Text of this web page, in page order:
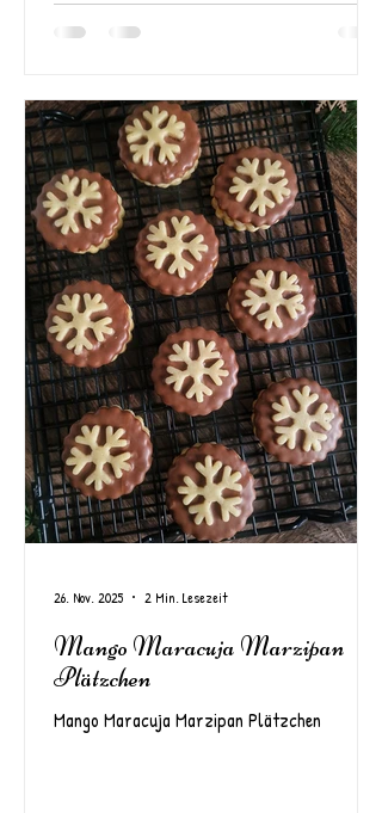
Mango Maracuja Marzipan
Plätzchen
Mango Maracuja Marzipan Plätzchen
26. Nov. 2025 2 Min. Lesezeit